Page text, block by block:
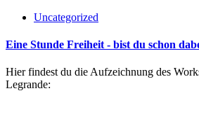
Uncategorized
Eine Stunde Freiheit - bist du schon
Hier findest du die Aufzeichnung des
Legrande: